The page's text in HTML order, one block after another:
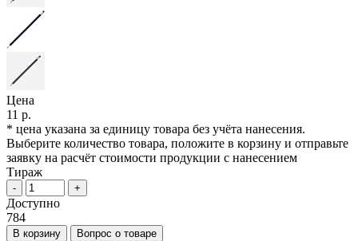
Цена
11 р.
* цена указана за единицу товара без учёта нанесения.
Выберите количество товара, положите в корзину и отправьте
заявку на расчёт стоимости продукции с нанесением
Тираж
- +
Доступно
784
В корзину Вопрос о товаре